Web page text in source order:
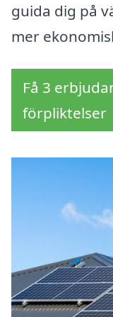
guida dig på
mer
Få 3
förpliktelser